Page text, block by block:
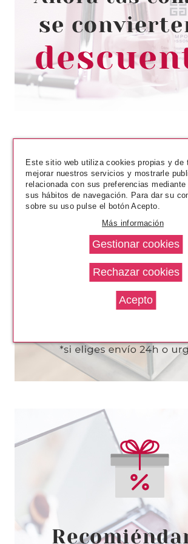
REVLON LABIAL LÍQUIDO
CUSHION LIP TINT 210
KISS 4.4 ML
desde
7.79€
REVLON COLORSTAY
PERFILADOR DE LABIOS WINE
desde
6.35€
REVLON
REVLON SUPER LUSTROUS
LIPGLOSS 041 GOLD
desde
4.99€
Este sitio web utiliza cookies propias y de
mejorar nuestros servicios y mostrarle
relacionada con sus preferencias
sus hábitos de navegación. Para dar su
sobre su uso pulse el botón Acepto.
Más información